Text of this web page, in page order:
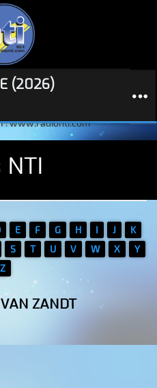
: www.radionti.com
(2026)
E F G H I J
K
S T U V W X
Y
Z
ZANDT